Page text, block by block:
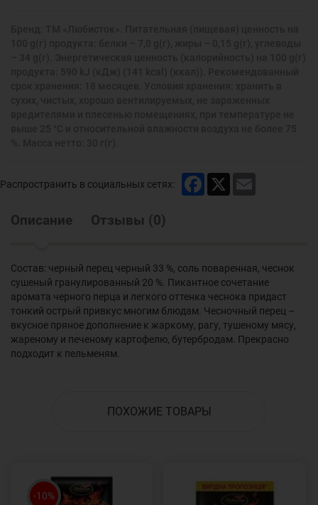
Распространить в социальных сетях: Facebook
Описание Отзывы (0)
Состав: черный перец черный 33 %, соль поваренная, чеснок
сушеный гранулированный 20 %. Пикантное сочетание
аромата черного перца и легкого оттенка чеснока придаст
тонкий острый привкус многим блюдам. Чесночный перец –
вкусное пряное дополнение к жаркому, рагу, тушеному мясу,
жареному и печеному картофелю, бутербродам. Прекрасно
подходит к пельменям.
ПОХОЖИЕ ТОВАРЫ
-10%